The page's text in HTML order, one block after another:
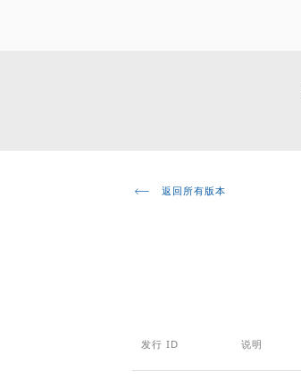
返回所有版本
发行 ID 说明